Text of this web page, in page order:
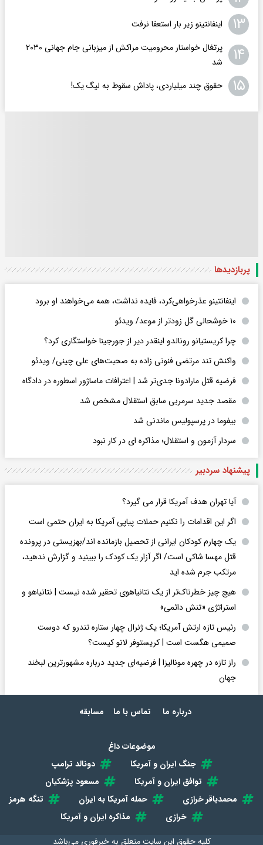
۱۳ اینفانتینو زیر بار استعفا نرفت
۱۴
پرتغال خواستار محرومیت مراکش از میزبانی جام جهانی ۲۰۳۰
شد
۱۵ حقوق چند میلیاردی، پاداش سقوط به لیگ یک!
پربازدید‌ها
اینفانتینو عذرخواهی‌کرد، فایده نداشت، همه می‌خواهند او برود
۱۰ خوشحالی گل زودتر از موعد/ ویدئو
چرا کریستیانو رونالدو اینقدر دیر از جورجینا خواستگاری کرد؟
واکنش تند مرتضی فنونی زاده به صحبت‌های علی چینی/ ویدئو
فرضیه قتل مارادونا جدی‌تر شد | اعترافات ماساژور اسطوره در دادگاه
مقصد جدید سرمربی سابق استقلال مشخص شد
بیفوما در پرسپولیس ماندنی شد
سردار آزمون و استقلال؛ مذاکره ای در کار نبود
پیشنهاد سردبیر
آیا تهران هدف آمریکا قرار می گیرد؟
اگر این اقدامات را نکنیم حملات پیاپی آمریکا به ایران حتمی است
یک چهارم کودکان ایرانی از تحصیل بازمانده اند/بهزیستی در پرونده
قتل مهسا شاکی است/ اگر آزار یک کودک را ببینید و گزارش ندهید،
مرتکب جرم شده اید
هیچ چیز خطرناک‌تر از یک نتانیاهوی تحقیر شده نیست | نتانیاهو و
استراتژی «تنش دائمی»
رئیس تازه ارتش آمریکا؛ یک ژنرال چهار ستاره تندرو که دوست
صمیمی هگست است | کریستوفر لانو کیست؟
راز تازه در چهره مونالیزا | فرضیه‌ای جدید درباره مشهورترین لبخند
جهان
درباره ما تماس با ما مسابقه
موضوعات داغ
جنگ ایران و آمریکا
دونالد ترامپ
توافق ایران و آمریکا
مسعود پزشکیان
محمدباقر خرازی
حمله آمریکا به ایران
تنگه هرمز
خرازی
مذاکره ایران و آمریکا
کلیه حقوق این سایت متعلق بهخبرفوری می‌باشد